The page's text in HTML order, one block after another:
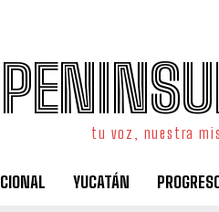
tu voz, nuestra
YUCATÁN